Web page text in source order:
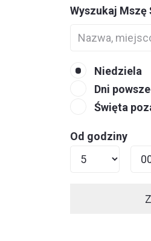
Wyszukaj Mszę
Niedziela
Dni
Święta
Od godziny